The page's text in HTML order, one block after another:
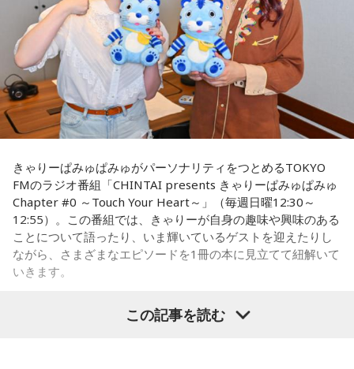
ます。年々、乗客で銃撃を体験された方の出席は少なくな
り、去年はわずかにお二人でした。でも、出席される方の数
は、不思議と減ることがありません。
毎年、新たに銃撃を知った人たちが一度は手を合わせたいと
訪ねて下さるのだそうです。
いた女性の方のお孫さんがおっしゃった言葉を胸に刻みたい
と思います。
「祖母は亡くなるまでずっと、『あの時、列車を発車させな
ければよかった……』そう言っていました」
きゃりーは、いろんなところからゆとりくんのお話を聞くこ
とが多かったそうで、クリエイティブディレクター・千原徹
也さんとのランチでも「今、きゃりーちゃんくらいの世代で
一番すごいんじゃないかな」と名前が挙がり、その後、ゆと
りくんのYouTubeチャンネルにOKAMOTO’Sのレイジさんが
出演していた回を見て「すごく話しやすそうな人だなと思っ
た」と興味を持ったそうです。
一方のゆとりくんも、きゃりーについて「物心ついたときか
らスターでした」と笑顔で答えます。同世代で誕生日も11カ
月違いという共通点に加え、10代向けカルチャー・ファッシ
ョン誌「HR」の同じ号に掲載されていたことも判明し、2人
は当時を懐かしく振り返ります。ゆとりくんは「僕はスナッ
プの1人みたいな感じでしたけど、きゃりーさんは表紙。ずっ
とスターでした」と語り、「同じ雑誌に出ていたってことで
改めて株式会社yutoriについて聞かれると、ゆとりくんは現
きゃりーぱみゅぱみゅがパーソナリティをつとめるTOKYO
FMのラジオ番組「CHINTAI presents きゃりーぱみゅぱみゅ
Chapter #0 ～Touch Your Heart～」（毎週日曜12:30～
12:55）。この番組では、きゃりーが自身の趣味や興味のある
ことについて語ったり、いま輝いているゲストを迎えたりし
ながら、さまざまなエピソードを1冊の本に見立てて紐解いて
いきます。
8月2日（日）放送のゲストは、「ハグレモノをツワモノに」
を企業理念に掲げる株式会社yutori 代表取締役社長の片石貴
この記事を読む